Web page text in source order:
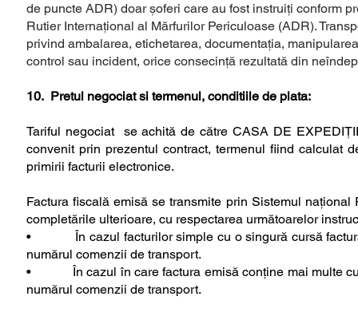
de puncte ADR) doar șoferi care au fost instruiți conform
Rutier Internațional al Mărfurilor Periculoase (ADR).
privind ambalarea, etichetarea, documentația,
control sau incident, orice consecință rezultată din
10. Pretul negociat si termenul, conditiile de plata:
Tariful negociat se achită de către CASA DE
convenit prin prezentul contract, termenul fiind
primirii facturii electronice.
Factura fiscală emisă se transmite prin Sistemul
completările ulterioare, cu respectarea următoarelor
• În cazul facturilor simple cu o singură cursă
numărul comenzii de transport.
• În cazul în care factura emisă conține mai multe
numărul comenzii de transport.